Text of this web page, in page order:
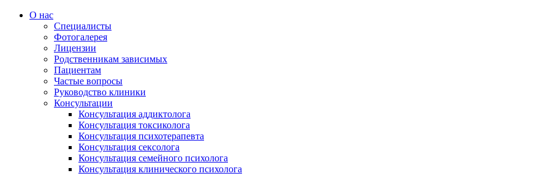
О нас
Специалисты
Фотогалерея
Лицензии
Родственникам зависимых
Пациентам
Частые вопросы
Руководство клиники
Консультации
Консультация аддиктолога
Консультация токсиколога
Консультация психотерапевта
Консультация сексолога
Консультация семейного психолога
Консультация клинического психолога